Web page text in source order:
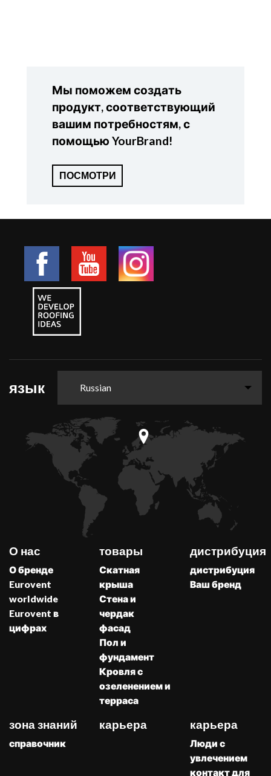
Мы поможем создать
продукт, соответствующий
вашим потребностям, с
помощью YourBrand!
ПОСМОТРИ
язык Russian
О нас
О бренде
Eurovent
worldwide
Eurovent в
цифрах
товары
Скатная
крыша
Стена и
чердак
фасад
Пол и
фундамент
Кровля с
озеленением и
терраса
дистрибуция
дистрибуция
Ваш бренд
зона знаний
справочник
карьера карьера
Люди с
увлечением
контакт для